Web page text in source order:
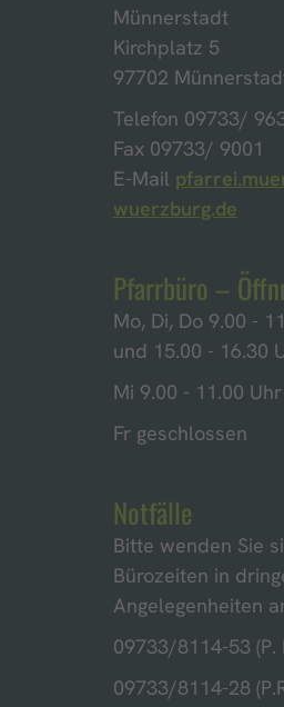
Münnerstadt
Kirchplatz 5
97702
Telefon 09733/
Fax 09733/ 9001
E-Mail
wuerzburg.de
Pfarrbüro –
Mo, Di, Do 9.00 -
und 15.00 - 16.30
Mi 9.00 - 11.00 Uhr
Fr geschlossen
Notfälle
Bitte wenden Sie
Bürozeiten in
Angelegenheiten
09733/8114-53
09733/8114-28